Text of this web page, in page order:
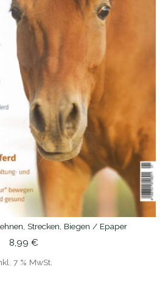
DEN WARENKORB
Strecken, Biegen / Epaper
8,99 €
7 % MwSt.